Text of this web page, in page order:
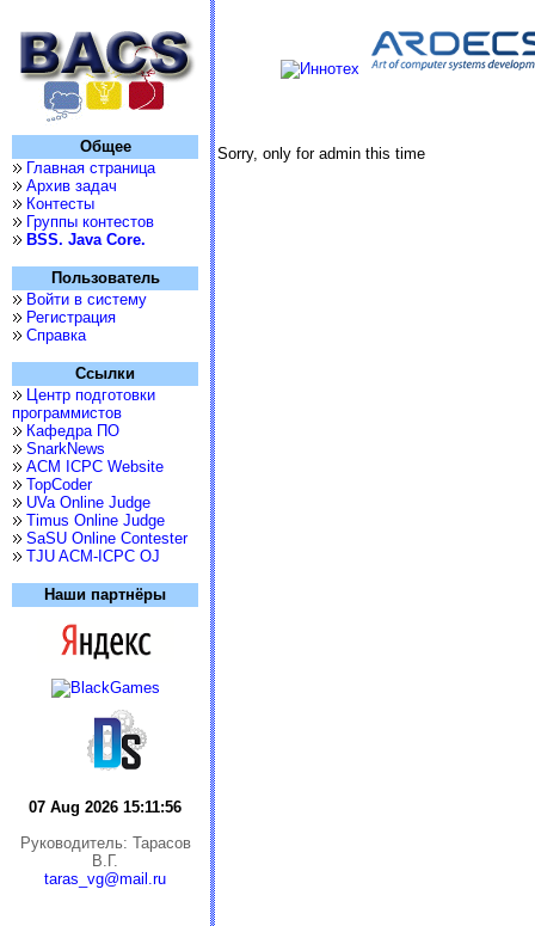
Общее
Главная страница
Архив задач
Контесты
Группы контестов
BSS. Java Core.
Пользователь
Войти в систему
Регистрация
Справка
Ссылки
Центр подготовки
программистов
Кафедра ПО
SnarkNews
ACM ICPC Website
TopCoder
UVa Online Judge
Timus Online Judge
SaSU Online Contester
TJU ACM-ICPC OJ
Наши партнёры
07 Aug 2026 15:11:56
Руководитель: Тарасов
В.Г.
taras_vg@mail.ru
Sorry, only for admin this time